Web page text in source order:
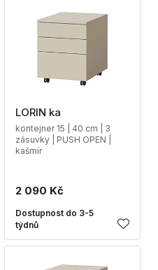
LORIN ka
kontejner 15 | 40 cm | 3
zásuvky | PUSH OPEN |
kašmír
2 090 Kč
Dostupnost do 3-5
týdnů